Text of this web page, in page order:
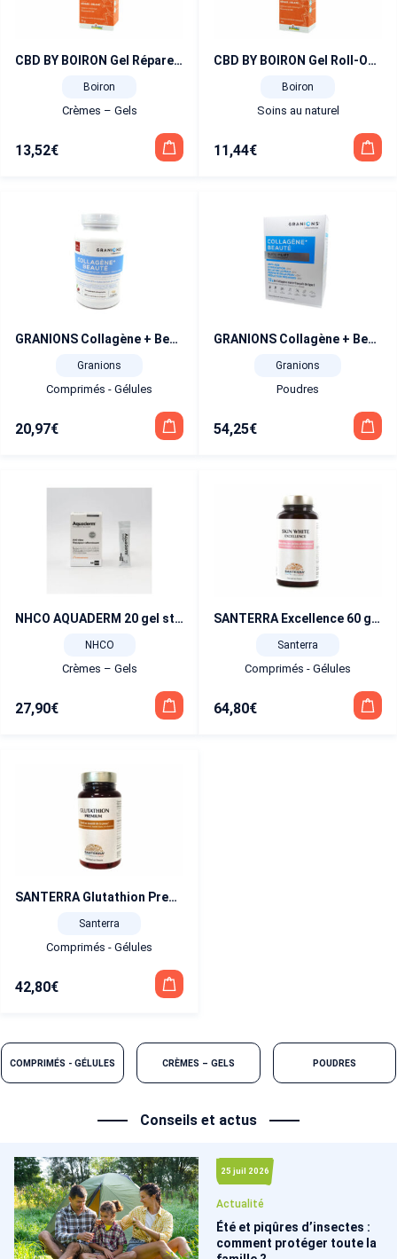
CBD BY BOIRON Gel Répare et Relaxe 70g
Boiron
Crèmes – Gels
13,52€
CBD BY BOIRON Gel Roll-On Répare et Relaxe 45g
Boiron
Soins au naturel
11,44€
GRANIONS Collagène + Beauté anti-âge, anti-rides 120 comprimés
Granions
Comprimés - Gélules
20,97€
GRANIONS Collagène + Beauté Sublimlift 300 g
Granions
Poudres
54,25€
NHCO AQUADERM 20 gel sticks
NHCO
Crèmes – Gels
27,90€
SANTERRA Excellence 60 gélules
Santerra
Comprimés - Gélules
64,80€
SANTERRA Glutathion Premium 60 gélules
Santerra
Comprimés - Gélules
42,80€
COMPRIMÉS - GÉLULES CRÈMES – GELS POUDRES
Conseils et actus
25 juil 2026
Actualité
Été et piqûres d’insectes :
comment protéger toute la